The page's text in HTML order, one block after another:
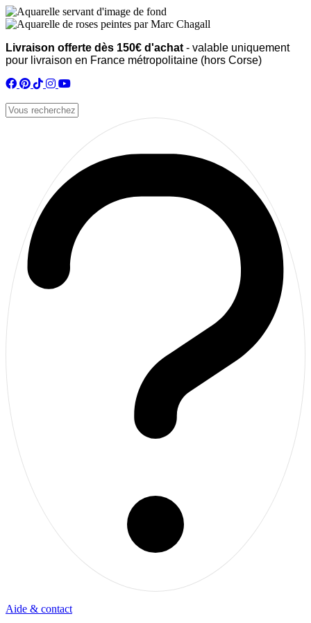
Livraison offerte dès 150€ d'achat - valable uniquement
pour livraison en France métropolitaine (hors Corse)
Aide & contact